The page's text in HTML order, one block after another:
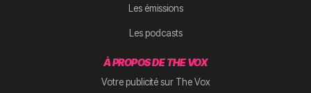
Les émissions
Les podcasts
À PROPOS DE THE VOX
Votre publicité sur The Vox